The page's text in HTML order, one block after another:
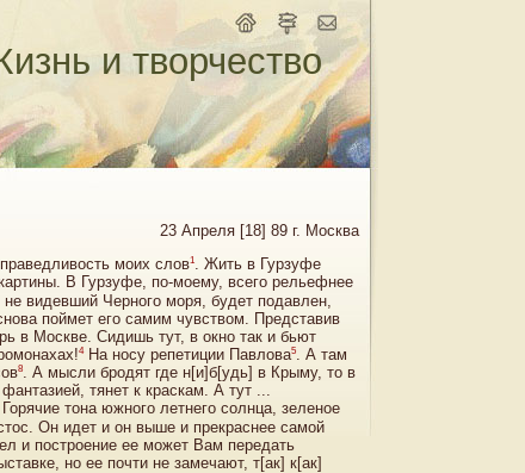
и творчество
23 Апреля [18] 89 г. Москва
моих слов1. Жить в Гурзуфе
В Гурзуфе, по-моему, всего рельефнее
видевший Черного моря, будет подавлен,
поймет его самим чувством. Представив
в Москве. Сидишь тут, в окно так и бьют
4На носу репетиции Павлова5
. А там
8. А мысли бродят где н[и]б[удь] в Крыму, то в
тянет к краскам. А тут ...
тона южного летнего солнца, зеленое
Он идет и он выше и прекраснее самой
и построение ее может Вам передать
но ее почти не замечают, т[ак] к[ак]